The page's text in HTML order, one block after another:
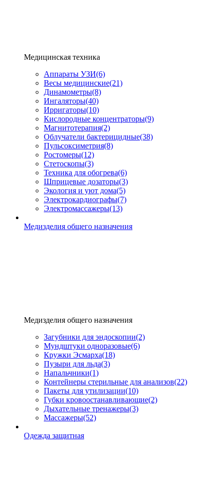
Медицинская техника
Аппараты УЗИ(6)
Весы медицинские(21)
Динамометры(8)
Ингаляторы(40)
Ирригаторы(10)
Кислородные концентраторы(9)
Магнитотерапия(2)
Облучатели бактерицидные(38)
Пульсоксиметрия(8)
Ростомеры(12)
Стетоскопы(3)
Техника для обогрева(6)
Шприцевые дозаторы(3)
Экология и уют дома(5)
Электрокардиографы(7)
Электромассажеры(13)
Медизделия общего назначения
Медизделия общего назначения
Загубники для эндоскопии(2)
Мундштуки одноразовые(6)
Кружки Эсмарха(18)
Пузыри для льда(3)
Напальчники(1)
Контейнеры стерильные для анализов(22)
Пакеты для утилизации(10)
Губки кровоостанавливающие(2)
Дыхательные тренажеры(3)
Массажеры(52)
Одежда защитная